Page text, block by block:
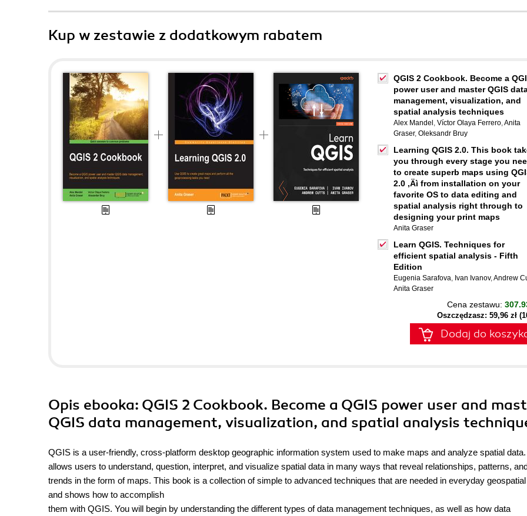
Kup w zestawie z dodatkowym rabatem
QGIS 2 Cookbook. Become a
power user and master QGIS
management, visualization, and
spatial analysis techniques
Alex Mandel , Víctor Olaya Ferrero,Anita
Graser, Oleksandr Bruy
Learning QGIS 2.0. This book
you through every stage you
to create superb maps using
2.0 ‚Äì from installation on your
favorite OS to data editing and
spatial analysis right through to
designing your print maps
Anita Graser
Learn QGIS. Techniques for
efficient spatial analysis - Fifth
Edition
Eugenia Sarafova, Ivan Ivanov,Andrew
Anita Graser
Cena zestawu:
Oszczędzasz: 59,96 zł
Dodaj do
Opis ebooka: QGIS 2 Cookbook. Become a QGIS power user and
QGIS data management, visualization, and spatial analysis
QGIS is a user-friendly, cross-platform desktop geographic information system used to make maps and analyze spatial
allows users to understand, question, interpret, and visualize spatial data in many ways that reveal relationships, patterns,
trends in the form of maps. This book is a collection of simple to advanced techniques that are needed in everyday
and shows how to accomplish
them with QGIS. You will begin by understanding the different types of data management techniques, as well as how data